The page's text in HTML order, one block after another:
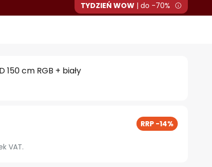
TYDZIEŃ WOW | do -70%
150 cm RGB + biały
RRP -14%
VAT.